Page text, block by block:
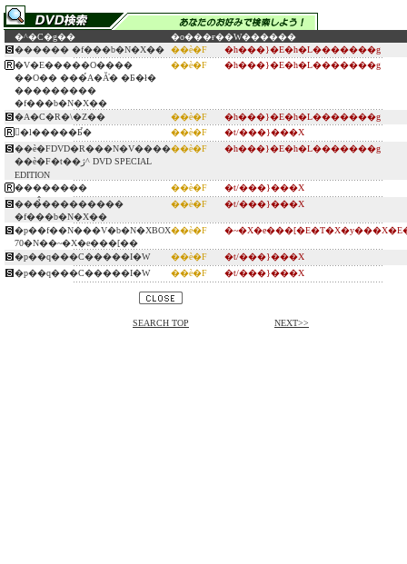
�^�C�g�� �o���ғ��W������
������ �f���b�N�X��
��ѐ�F
�h���}�E�h�L�������g
�V�E�����O����
��O�� ���́A�Ă̓� �Ƃ�ł�
���������
�f���b�N�X��
��ѐ�F �h���}�E�h�L�������g
�A�C�R�\�Z�� ��ѐ�F
�h���}�E�h�L�������g
�ِl�����Ƃ̉�
��ѐ�F
�t/���}���X
��ѐ�FDVD�R���N�V����
��ѐ�F�t��ژ^ DVD SPECIAL
EDITION
��ѐ�F �h���}�E�h�L�������g
�������� ��ѐ�F
�t/���}���X
���̉̂���������
�f���b�N�X��
��ѐ�F �t/���}���X
�p��f��N���V�b�N�XBOX
70�N��~�X�e���[��
��ѐ�F
�p��q���C�����I�W ��ѐ�F
�t/���}���X
�p��q���C�����I�W
��ѐ�F �t/���}���X
SEARCH TOP NEXT>>